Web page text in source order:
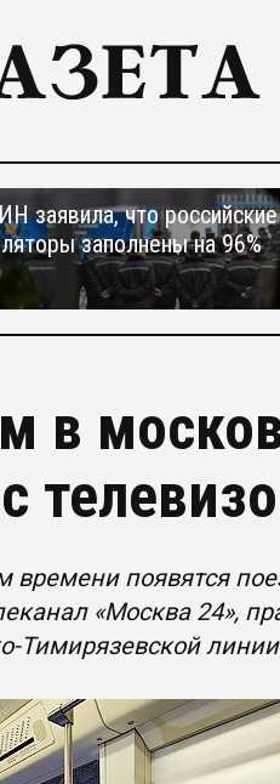
заявила, что российские
заполнены на 96%
в
появятся
«Москва 24»,
Тимирязевской линии